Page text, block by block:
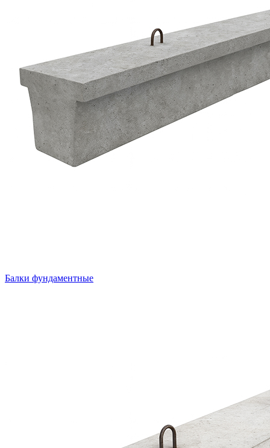
Балки фундаментные